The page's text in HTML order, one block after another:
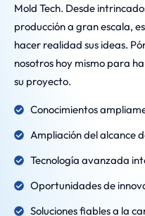
Mold Tech. Desde
producción a gran escala,
hacer realidad sus ideas.
nosotros hoy mismo para
su proyecto.
Conocimientos
Ampliación del alcance
Tecnología avanzada
Oportunidades de
Soluciones fiables a la